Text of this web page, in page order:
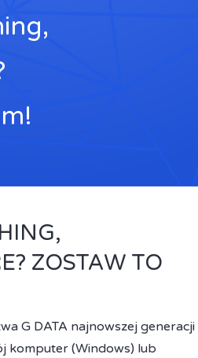
ZOSTAW TO
G DATA najnowszej generacji
komputer (Windows) lub